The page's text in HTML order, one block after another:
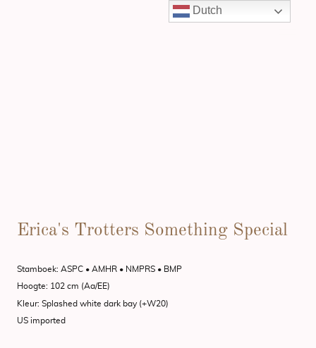
Erica's Trotters Something Special
Stamboek: ASPC • AMHR • NMPRS • BMP
Hoogte: 102 cm (Aa/EE)
Kleur: Splashed white dark bay (+W20)
US imported
Dutch